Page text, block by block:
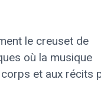
le creuset de
où la musique
corps et aux récits